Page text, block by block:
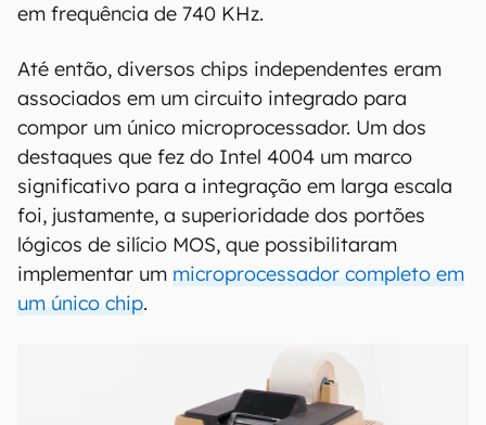
em frequência de 740 KHz.
Até então, diversos chips independentes eram
associados em um circuito integrado para
compor um único microprocessador. Um dos
destaques que fez do Intel 4004 um marco
significativo para a integração em larga escala
foi, justamente, a superioridade dos portões
lógicos de silício MOS, que possibilitaram
implementar um microprocessador completo em
um único chip.